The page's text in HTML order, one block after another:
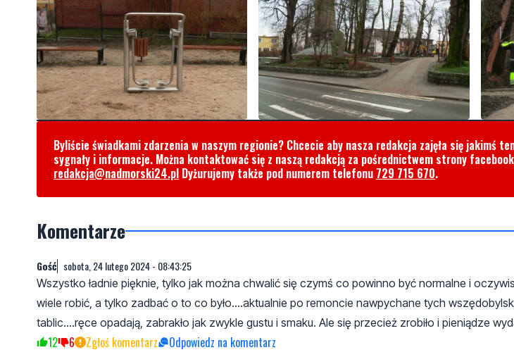
Byliście świadkami zdarzenia w naszym regionie? Chcecie aby nasza redakcja zajęła się jakimś
sygnały i informacje. Można kontaktować się z naszą redakcją za pośrednictwem strony
redakcja@nadmorski24.pl Dyżurujemy także pod numerem telefonu 729 715 670.
Komentarze
Gość sobota, 24 lutego 2024 - 08:43:25
Wszystko ładnie pięknie, tylko jak można chwalić się czymś co powinno być normalne i
wiele robić, a tylko zadbać o to co było....aktualnie po remoncie nawpychane tych
tablic....ręce opadają, zabrakło jak zwykle gustu i smaku. Ale się przecież zrobiło i pieniądze
12 6 Zgłoś komentarz Odpowiedz na komentarz